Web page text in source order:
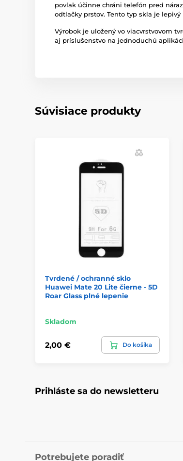
povlak účinne chráni telefón pred
odtlačky prstov. Tento typ skla je
Výrobok je uložený vo viacvrstvovom
aj príslušenstvo na jednoduchú
Súvisiace produkty
Tvrdené / ochranné sklo
Huawei Mate 20 Lite čierne - 5D
Roar Glass plné lepenie
Skladom
2,00 € Do košíka
Prihláste sa do newsletteru
Potrebujete poradiť